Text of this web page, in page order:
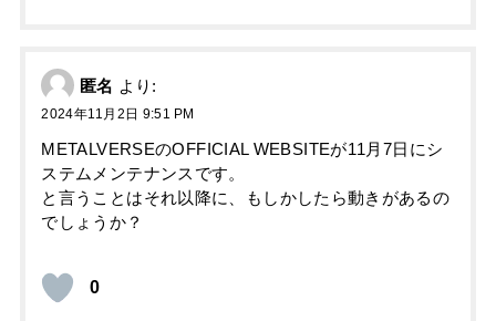
匿名 より:
2024年11月2日 9:51 PM
METALVERSEのOFFICIAL WEBSITEが11月7日にシ
ステムメンテナンスです。
と言うことはそれ以降に、もしかしたら動きがあるの
でしょうか？
0